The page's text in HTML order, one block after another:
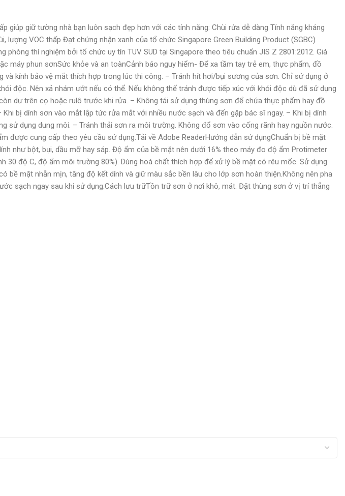
giúp giữ tường nhà bạn luôn sạch đẹp hơn với các tính năng: Chùi rửa dễ dàng Tính năng kháng
VOC thấp Đạt chứng nhận xanh của tổ chức Singapore Green Building Product (SGBC)
thí nghiệm bởi tổ chức uy tín TUV SUD tại Singapore theo tiêu chuẩn JIS Z 2801:2012. Giá
máy phun sơnSức khỏe và an toànCảnh báo nguy hiểm- Để xa tầm tay trẻ em, thực phẩm, đồ
kính bảo vệ mắt thích hợp trong lúc thi công. – Tránh hít hơi/bụi sương của sơn. Chỉ sử dụng ở
độc. Nên xả nhám ướt nếu có thể. Nếu không thể tránh được tiếp xúc với khói độc dù đã sử dụng
dư trên cọ hoặc rulô trước khi rửa. – Không tái sử dụng thùng sơn để chứa thực phẩm hay đồ
bị dính sơn vào mắt lập tức rửa mắt với nhiều nước sạch và đến gặp bác sĩ ngay. – Khi bị dính
dụng dung môi. – Tránh thải sơn ra môi trường. Không đổ sơn vào cống rãnh hay nguồn nước.
được cung cấp theo yêu cầu sử dụng.Tải về Adobe ReaderHướng dẫn sử dụngChuẩn bị bề mặt
như bột, bụi, dầu mỡ hay sáp. Độ ẩm của bề mặt nên dưới 16% theo máy đo độ ẩm Protimeter
độ C, độ ẩm môi trường 80%). Dùng hoá chất thích hợp để xử lý bề mặt có rêu mốc. Sử dụng
bề mặt nhẵn mịn, tăng độ kết dính và giữ màu sắc bền lâu cho lớp sơn hoàn thiện.Không nên pha
sạch ngay sau khi sử dụng.Cách lưu trữTồn trữ sơn ở nơi khô, mát. Đặt thùng sơn ở vị trí thẳng